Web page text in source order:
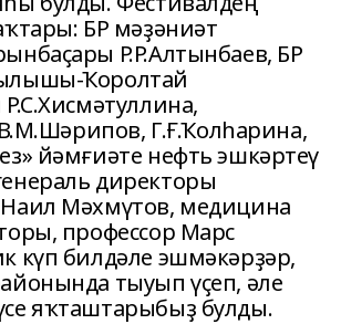
БР мәҙәниәт
Р.Р.Алтынбаев, БР
Ҡоролтай
Г.Ғ.Ҡолһарина,
йәмғиәте нефть эшкәртеү
директоры
Мәхмүтов, медицина
профессор Марс
күп билдәле эшмәкәрҙәр,
тыуып үҫеп, әле
яҡташтарыбыҙ булды.